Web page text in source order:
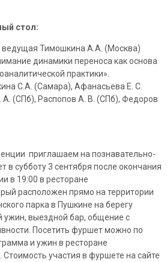
стол:
ведущая Тимошкина А.А. (Москва)
динамики переноса как основа
практики».
С.А. (Самара), Афанасьева Е. С.
(СПб), Распопов А. В. (СПб), Федоров
приглашаем на познавательно-
в субботу 3 сентября после окончания
в 19:00 в ресторане
расположен прямо на территории
парка в Пушкине на берегу
ужин, выездной бар, общение с
Посетить фуршет можно по
и ужин в ресторане
участия в фуршете на сайте